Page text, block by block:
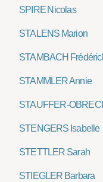
SPIRE Nicolas
STALENS Marion
STAMBACH
STAMMLER Annie
STAUFFER-
STENGERS Isabelle
STETTLER Sarah
STIEGLER Barbara